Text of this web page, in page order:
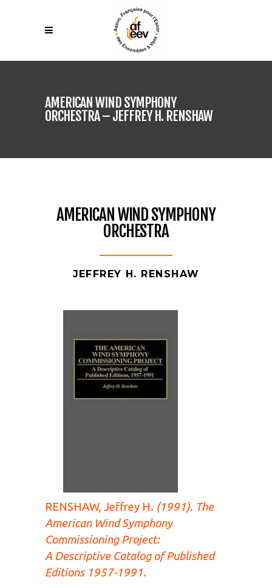
AMERICAN WIND SYMPHONY
ORCHESTRA – JEFFREY H. RENSHAW
AMERICAN WIND SYMPHONY
ORCHESTRA
JEFFREY H. RENSHAW
RENSHAW, Jeffrey H. (1991). The
American Wind Symphony
Commissioning Project:
A Descriptive Catalog of Published
Editions 1957-1991.